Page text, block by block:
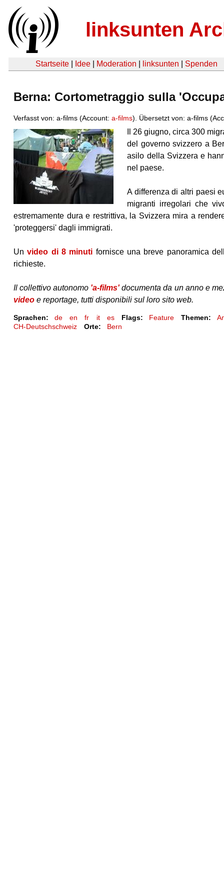
linksunten
Startseite Idee Moderation linksunten Spenden
Berna: Cortometraggio sulla
Verfasst von: a-films (Account: a-films). Übersetzt von: a-films
Il 26 giugno, circa 300
del governo svizzero a
asilo della Svizzera e
nel paese.
A differenza di altri paesi
migranti irregolari che
estremamente dura e restrittiva, la Svizzera mira a
'proteggersi' dagli immigrati.
Unvideo di 8 minuti fornisce una breve panoramica
richieste.
Il collettivo autonomo 'a-films'documenta da un anno e
video e reportage, tutti disponibili sul loro sito web.
Sprachen: de en fr it es Flags: Feature Themen:
CH-Deutschschweiz
Orte: Bern